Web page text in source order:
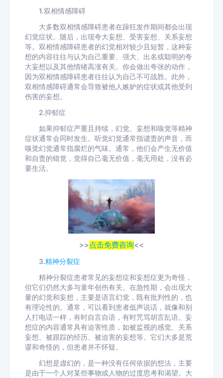
1.双相情感障碍
大多数双相情感障碍患者在躁狂发作期间都会出现
幻觉症状。随后，出现夸大妄想、受害妄想、关系妄想
等。双相情感障碍患者的幻觉相对较少且短暂，这种妄
想的内容往往与认为自己重要、强大、出名或聪明的夸
大妄想以及其他情绪高涨有关。你会做出夸张的动作，
因为双相情感障碍患者往往认为自己不可战胜。此外，
双相情感障碍通常会导致被他人嫉妒的症状或其他受到
伤害的妄想。
2.抑郁症
如果抑郁症严重且持续，幻觉、妄想和嗅觉等精神
症状通常会同时发生。听觉幻觉通常指谴责的声音，而
嗅觉幻觉通常指腐烂的气味。通常，他们会产生无价值
和自责的错觉，觉得自己毫无价值，毫无用处，没有必
要生活。
>>点击免费咨询<<
3.精神分裂症
精神分裂症患者常见的妄想症和妄想症更为奇怪，
但它们仍然大多与童年创伤有关。在急性期，会出现大
量的幻觉和妄想，主要是语言幻觉，既有批判性的，也
有理论性的。通常，可以看到患者低声说话，就像和别
人打电话一样，有时自言自语，有时咒骂胡言乱语。妄
想症的内容通常具有迫害性质，如被监视的感觉、关系
妄想、被跟踪的经历、被迫害的妄想等。它们大多是荒
谬和奇怪的，但患者并不怀疑。
幻想是虚幻的，是一种没有任何依据的想法，主要
是由于一个人对某些事物或人物的过度思考和渴望。大